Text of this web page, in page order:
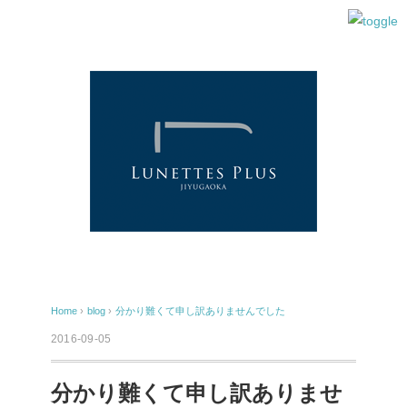
Home › blog › 分かり難くて申し訳ありませんでした
2016-09-05
分かり難くて申し訳ありませ